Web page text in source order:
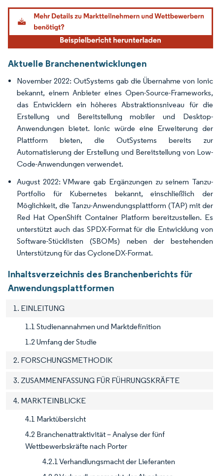
Bild © Mordor Intelligence. Wiederverwendung erfordert Namensnennung gemäß
Aktuelle Branchenentwicklungen
November 2022: OutSystems gab die Übernahme von Ionic
bekannt, einem Anbieter eines Open-Source-Frameworks,
das Entwicklern ein höheres Abstraktionsniveau für die
Erstellung und Bereitstellung mobiler und Desktop-
Anwendungen bietet. Ionic würde eine Erweiterung der
Plattform bieten, die OutSystems bereits zur
Automatisierung der Erstellung und Bereitstellung von Low-
Code-Anwendungen verwendet.
August 2022: VMware gab Ergänzungen zu seinem Tanzu-
Portfolio für Kubernetes bekannt, einschließlich der
Möglichkeit, die Tanzu-Anwendungsplattform (TAP) mit der
Red Hat OpenShift Container Platform bereitzustellen. Es
unterstützt auch das SPDX-Format für die Entwicklung von
Software-Stücklisten (SBOMs) neben der bestehenden
Unterstützung für das CycloneDX-Format.
Inhaltsverzeichnis des Branchenberichts für
Anwendungsplattformen
1. EINLEITUNG
1.1 Studienannahmen und Marktdefinition
1.2 Umfang der Studie
2. FORSCHUNGSMETHODIK
3. ZUSAMMENFASSUNG FÜR FÜHRUNGSKRÄFTE
4. MARKTEINBLICKE
4.1 Marktübersicht
4.2 Branchenattraktivität – Analyse der fünf
Wettbewerbskräfte nach Porter
4.2.1 Verhandlungsmacht der Lieferanten